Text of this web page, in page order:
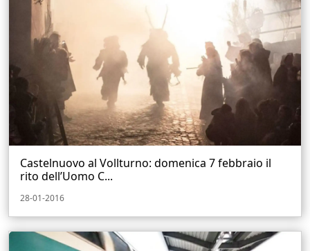
Castelnuovo al Vollturno: domenica 7 febbraio il
rito dell’Uomo C...
28-01-2016